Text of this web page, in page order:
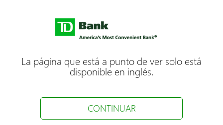
La página que está a punto de ver solo está
disponible en inglés.
CONTINUAR